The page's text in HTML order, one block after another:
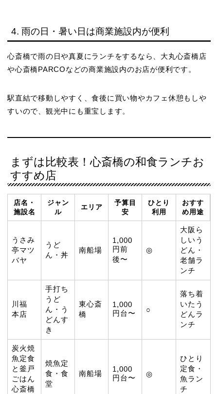
4. 雨の日・暑い日は商業施設内が便利
心斎橋で雨の日や真夏にランチをするなら、大丸心斎橋店
や心斎橋PARCOなどの商業施設内のお店が便利です。
駅直結で移動しやすく、食後に買い物やカフェ休憩もしや
すいので、観光中にも重宝します。
まずは比較表！心斎橋の和食ランチお
すすめ店
店名・
施設名
ジャン
ル
エリア
予算目
安
ひとり
利用
おすす
め用途
うさみ
亭マツ
バヤ
うど
ん・丼
南船場
1,000
円前
後〜
◎
大阪ら
しいう
どん・
老舗ラ
ンチ
川福
本店
手打ち
うど
ん・う
どんす
き
東心斎
橋
1,000
円台〜
○
落ち着
いたう
どんラ
ンチ
炭火焼
魚定食
と釜戸
ごはん
心斎橋
焼魚定
食・食
堂
南船場
1,000
円台〜
◎
ひとり
定食・
魚ラン
チ